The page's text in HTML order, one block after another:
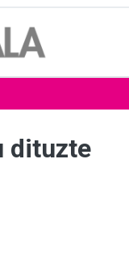
dituzte